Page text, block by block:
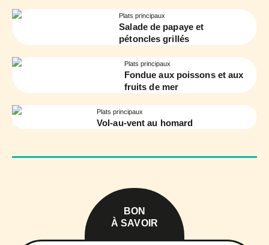
Plats principaux
Salade de papaye et
pétoncles grillés
Plats principaux
Fondue aux poissons et aux
fruits de mer
Plats principaux
Vol-au-vent au homard
BON
À SAVOIR